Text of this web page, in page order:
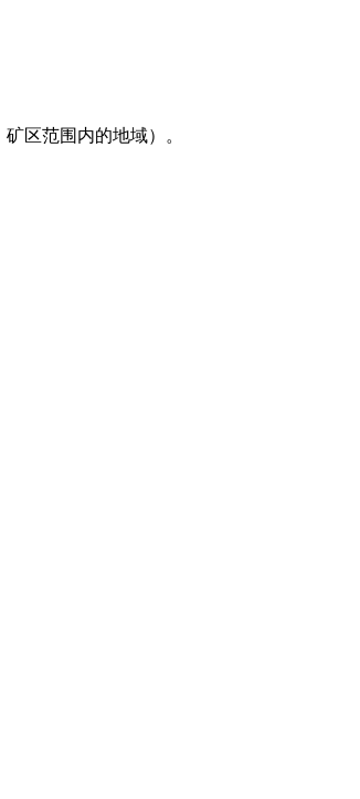
区范围内的地域）。